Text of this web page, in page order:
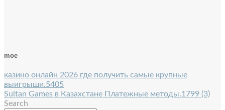
moe
казино онлайн 2026 где получить самые крупные
выигрыши.5405
Sultan Games в Казахстане Платежные методы.1799 (3)
Search